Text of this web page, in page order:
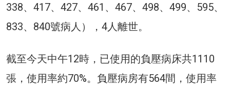
338、417、427、461、467、498、499、595、
833、840號病人），4人離世。
截至今天中午12時，已使用的負壓病床共1110
張，使用率約70%。負壓病房有564間，使用率